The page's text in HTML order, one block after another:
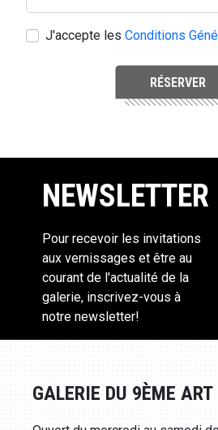
J'accepte les Conditions
RÉSERVER
NEWSLETTER
Pour recevoir les invitations
aux vernissages et être au
courant de l'actualité de la
galerie, inscrivez-vous à
notre newsletter!
GALERIE DU 9ÈME ART